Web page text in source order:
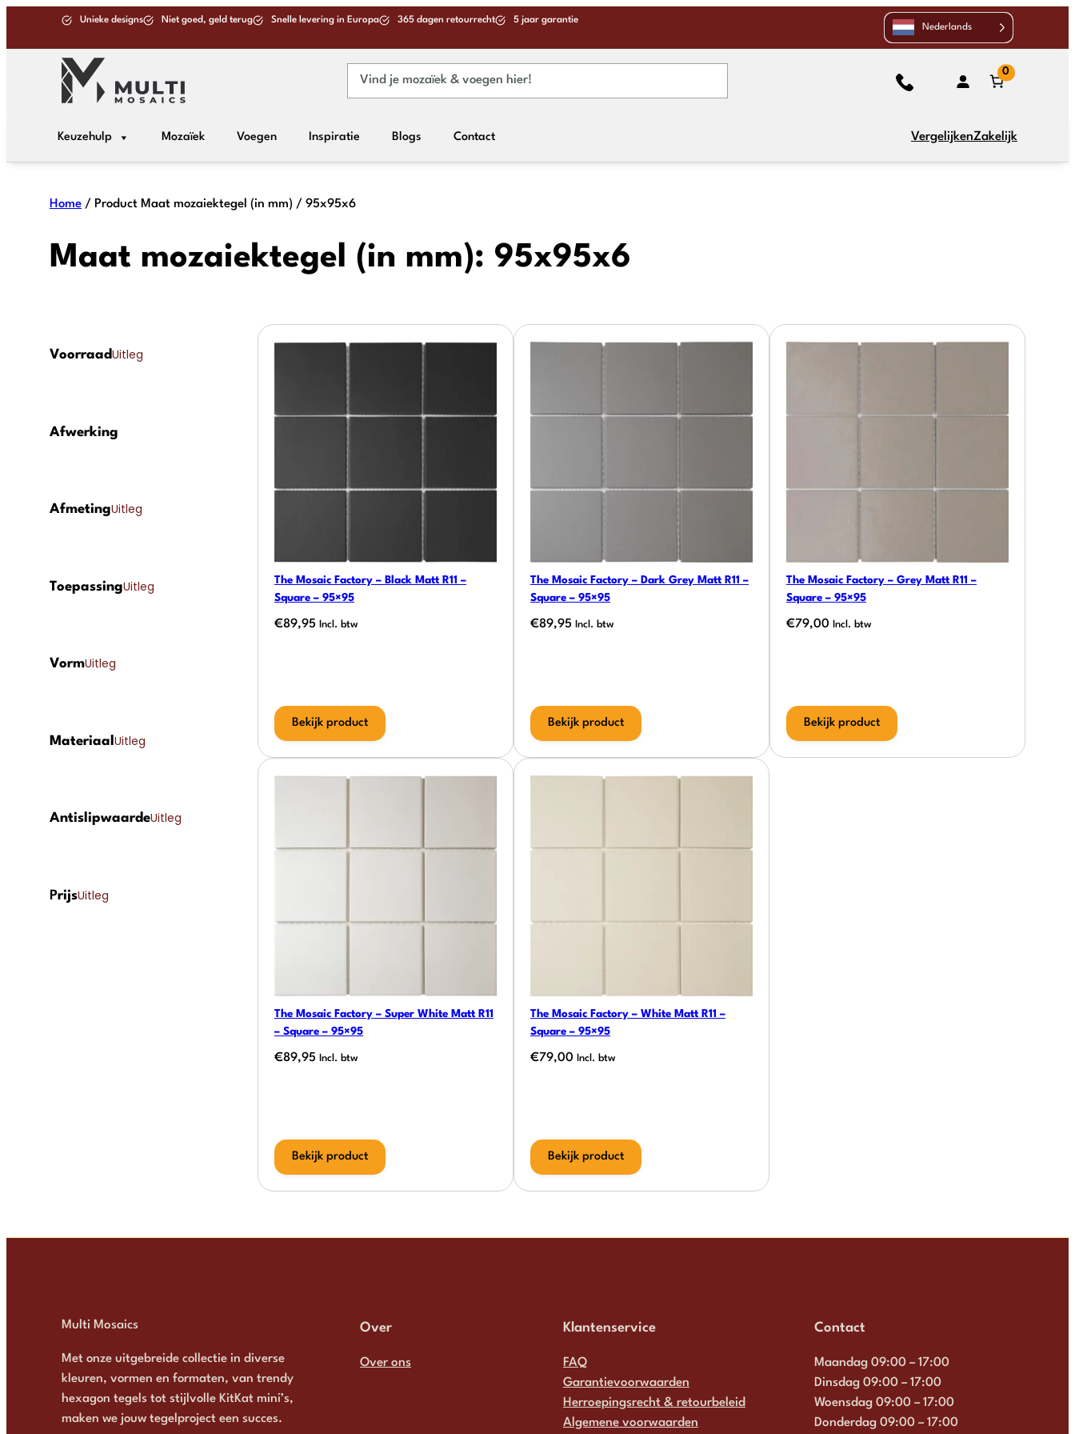
Unieke designs Niet goed, geld terug Snelle levering in Europa 365 dagen retourrecht 5 jaar garantie
Nederlands
0
Keuzehulp Mozaïek Voegen Inspiratie Blogs Contact VergelijkenZakelijk
Home / Product Maat mozaiektegel (in mm) / 95x95x6
Maat mozaiektegel (in mm): 95x95x6
VoorraadUitleg
Afwerking
AfmetingUitleg
ToepassingUitleg
VormUitleg
Materiaal Uitleg
AntislipwaardeUitleg
PrijsUitleg
The Mosaic Factory – Black Matt R11 –
Square – 95×95
€89,95 Incl. btw
Bekijk product
The Mosaic Factory – Dark Grey Matt R11 –
Square – 95×95
€89,95 Incl. btw
Bekijk product
The Mosaic Factory – Grey Matt R11 –
Square – 95×95
€79,00 Incl. btw
Bekijk product
The Mosaic Factory – Super White Matt R11
– Square – 95×95
€89,95 Incl. btw
Bekijk product
The Mosaic Factory – White Matt R11 –
Square – 95×95
€79,00 Incl. btw
Bekijk product
Multi Mosaics
Met onze uitgebreide collectie in diverse
kleuren, vormen en formaten, van trendy
hexagon tegels tot stijlvolle KitKat mini’s,
maken we jouw tegelproject een succes.
Over
Over ons
Klantenservice
FAQ
Garantievoorwaarden
Herroepingsrecht & retourbeleid
Algemene voorwaarden
Contact
Maandag 09:00 – 17:00
Dinsdag 09:00 – 17:00
Woensdag 09:00 – 17:00
Donderdag 09:00 – 17:00